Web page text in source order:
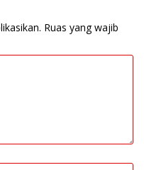
Ruas yang wajib